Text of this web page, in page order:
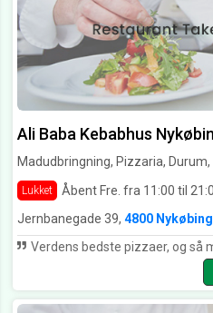
Ali Baba Kebabhus
Madudbringning, Pizzaria, Durum,
Lukket Åbent Fre. fra 11:00 til
Jernbanegade 39, 4800
Verdens bedste pizzaer, og så mega sød